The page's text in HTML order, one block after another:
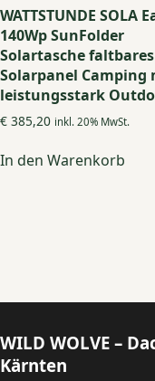
WATTSTUNDE SOLA
140Wp SunFolder
Solartasche faltbares
Solarpanel Camping
leistungsstark
€ 385,20 inkl. 20% MwSt.
In den Warenkorb
WILD WOLVE –
Kärnten